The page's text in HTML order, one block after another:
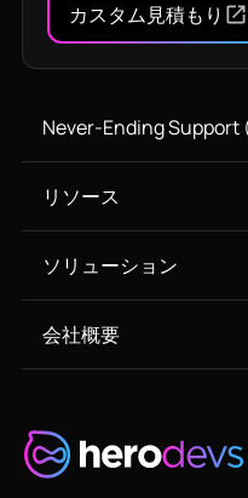
カスタム見積もり
Never-Ending Support
リソース
ソリューション
会社概要